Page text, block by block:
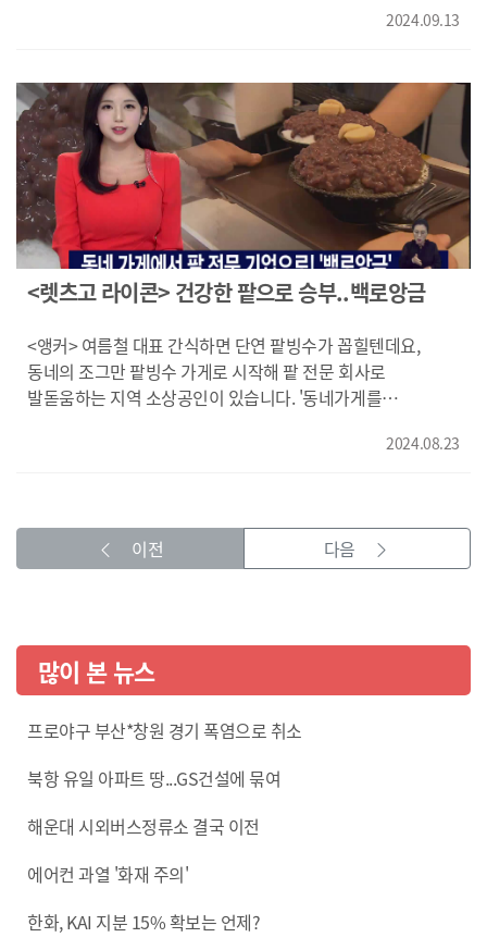
개발해 판매하고 있는 이 업체는 향후 자체 유통회사 설립도
맑은 육수 얼큰한 육수 같은 경우는 특허가 나 있어 (대기업
유통사와)협력을 해서 유통을 하고 있는 상태입니다."} 두곳
모두 지난해 B로컬;라이징 페스타에 선정된
유망업체들입니다. 식음료 매장에서 외식업체로,
동네가게에서 유니콘을 꿈꾸는 소상공인 라이콘! 이들의
길잡이 역할을 할 지원 프로젝트가 지난해에 이어 올해도
시작됐습니다. 여름부터 시작된 심사를 거쳐 선정된 업체는
모두 10곳, 라이프스타일 업체 '워케이션' 은 3억원의
투자유치를 확정받았습니다. {손대진/BNK부산은행
부산영업그룹장/"지역은행으로서 항시 소상공인과 같이 해야
한다고 생각을 합니다. 이번에 이러한 좋은 프로그램이 내년
내후년 또 계속해서 되어서 지역의 소상공인들이 발전하는
계기가 되었으면 좋겠습니다." } 열정과 잠재력을 지닌 지역
소상공인을 로컬브랜드로 성장시키기 위한 프로젝트가 본격
라이콘, 오늘은 스페셜티 커피를 로컬브랜드로 키우고 있는
딱히 업무시설이나 주택가도 없는 부산 강서구의 한
카페입니다. 평일 낮에도 적잖은 손님들이 찾습니다. 이
카페만의 특별한 블랜딩 커피 덕분입니다. {최하림/부산
범일동/"맛있어요. 정말 약간 선물용으로 부산 오시는
분들한테 드립 커피, 드립백 이런 거는 들어가 봐도 괜찮겠다
싶을 정도로 좋았어요."} 먼저 믿을 수 있는 생두가 비결입니다.
브라질 현지 농장을 직접 찾아 공수했습니다. {정효재/
히떼로스터리 대표/"직접 (브라질) 농장을 방문하고 테스트도
하고 그래서 골라서 온 생두들입니다."} 히떼로스터리 정효재
세계 여행을 통해 깨달은 새로운 커피의 기준으로
재기했습니다. 직접 로스터리까지 운영하며 끊임없는 연구로
두터운 고객층을 쌓았습니다. 전국 80여곳의 카페가 히떼의
카페 '디키' 대표/"커피 장비들이 좀 비싼 경우가 되게 많아요.
그래서 제가 여기서 바로 할 수 없는 것들을 도움을 청해서
(일주일에 한 번씩 히떼로스터리에 가서) 같이 (개발을)
전략입니다. 여기에다 옷과 디저트류 등 다양한 지역 소상공인
브랜드들과의 협력에도 적극적입니다. 로컬브랜드들과
함께 성장을 꿈꿉니다. {정효재/히떼로스터리 대표/"시너지를
마음 맞는 작은 브랜드들을 찾아서 계속 이제 뭔가 같이 일을
경쟁력으로 글로벌 진출을 노리는 '글로컬 라이콘'의 모델이
2024.09.13
<렛츠고 라이콘> 건강한 팥으로 승부..백로앙금
<앵커> 여름철 대표 간식하면 단연 팥빙수가 꼽힐텐데요,
동네의 조그만 팥빙수 가게로 시작해 팥 전문 회사로
발돋움하는 지역 소상공인이 있습니다. '동네가게를
낮에도 손님들의 발길이 끊이지 않는 부산의 한 팥빙수 전문점,
{전정환/팥빙수 전문점 대표/"보통 80%는 단골 손님께서 많이
꼽힙니다. {안성우/서울 강서구/"팥이 너무 달지도 않고 이렇게
잘 끓이시는 것 같고요. (다른 곳과) 차별화가 좀 있는 것
삶으면 맛있는 팥앙금이 완성됩니다. 저당도라 유통기한이
위해 개발한 '팥 스프레드'와 '단팥죽'도 인기입니다. 습도, 시간,
온도의 작은 차이에도 맛과 향이 달라지는 팥! 팥 전문
생산기업 '백로앙금' 박정환 대표의 10년 노하우가 담겼습니다.
{박정환/백로앙금 대표/"당이 높으면 그 단맛이 먼저
향이라든가 그런 것도 좀 같이 느낄 수 있게.. (그 정도의 적당한
2024.08.23
이전 다음
많이 본 뉴스
프로야구 부산*창원 경기 폭염으로 취소
북항 유일 아파트 땅...GS건설에 묶여
해운대 시외버스정류소 결국 이전
에어컨 과열 '화재 주의'
한화, KAI 지분 15% 확보는 언제?